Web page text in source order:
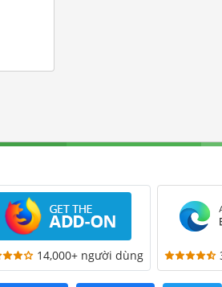
14,000+ người dùng